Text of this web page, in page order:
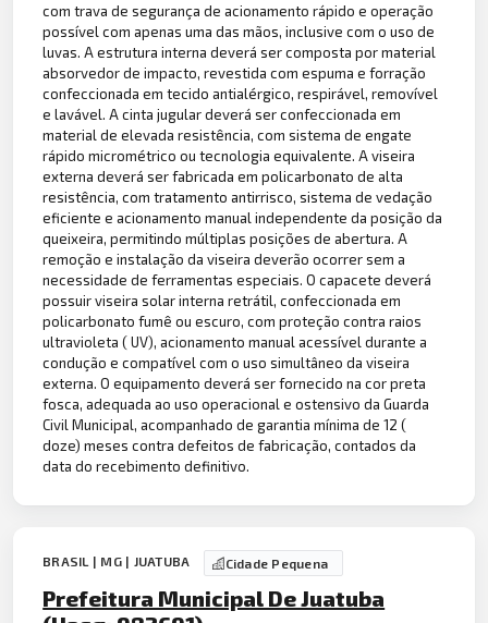
com trava de segurança de acionamento rápido e operação
possível com apenas uma das mãos, inclusive com o uso de
luvas. A estrutura interna deverá ser composta por material
absorvedor de impacto, revestida com espuma e forração
confeccionada em tecido antialérgico, respirável, removível
e lavável. A cinta jugular deverá ser confeccionada em
material de elevada resistência, com sistema de engate
rápido micrométrico ou tecnologia equivalente. A viseira
externa deverá ser fabricada em policarbonato de alta
resistência, com tratamento antirrisco, sistema de vedação
eficiente e acionamento manual independente da posição da
queixeira, permitindo múltiplas posições de abertura. A
remoção e instalação da viseira deverão ocorrer sem a
necessidade de ferramentas especiais. O capacete deverá
possuir viseira solar interna retrátil, confeccionada em
policarbonato fumê ou escuro, com proteção contra raios
ultravioleta ( UV), acionamento manual acessível durante a
condução e compatível com o uso simultâneo da viseira
externa. O equipamento deverá ser fornecido na cor preta
fosca, adequada ao uso operacional e ostensivo da Guarda
Civil Municipal, acompanhado de garantia mínima de 12 (
doze) meses contra defeitos de fabricação, contados da
data do recebimento definitivo.
BRASIL | MG | JUATUBA Cidade Pequena
Prefeitura Municipal De Juatuba